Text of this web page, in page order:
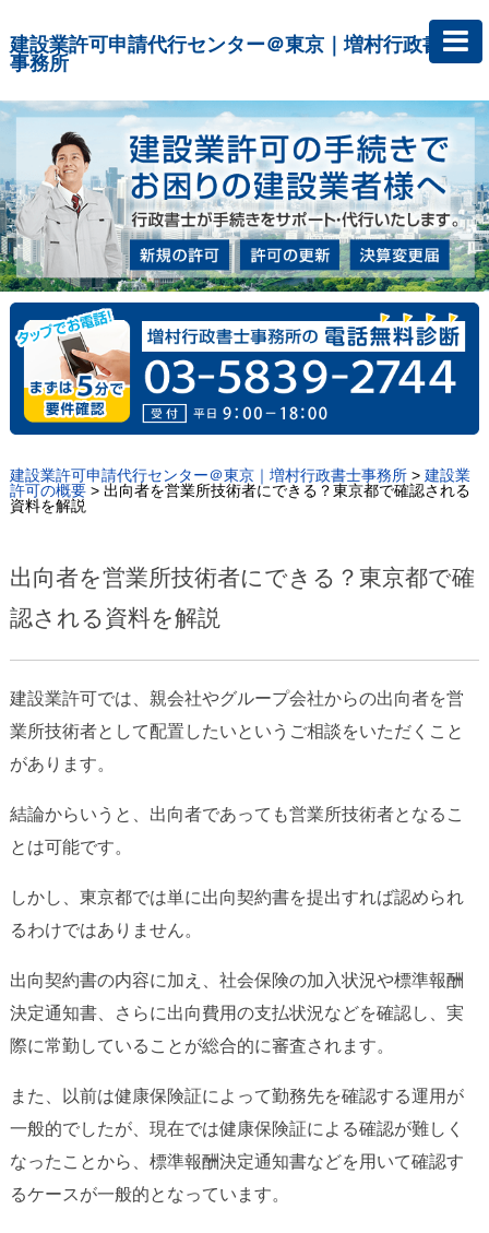
建設業許可申請代行センター＠東京｜増村行政書士
事務所
建設業許可申請代行センター＠東京｜増村行政書士事務所> 建設業
許可の概要> 出向者を営業所技術者にできる？東京都で確認される
資料を解説
出向者を営業所技術者にできる？東京都で確
認される資料を解説
建設業許可では、親会社やグループ会社からの出向者を営
業所技術者として配置したいというご相談をいただくこと
があります。
結論からいうと、出向者であっても営業所技術者となるこ
とは可能です。
しかし、東京都では単に出向契約書を提出すれば認められ
るわけではありません。
出向契約書の内容に加え、社会保険の加入状況や標準報酬
決定通知書、さらに出向費用の支払状況などを確認し、実
際に常勤していることが総合的に審査されます。
また、以前は健康保険証によって勤務先を確認する運用が
一般的でしたが、現在では健康保険証による確認が難しく
なったことから、標準報酬決定通知書などを用いて確認す
るケースが一般的となっています。